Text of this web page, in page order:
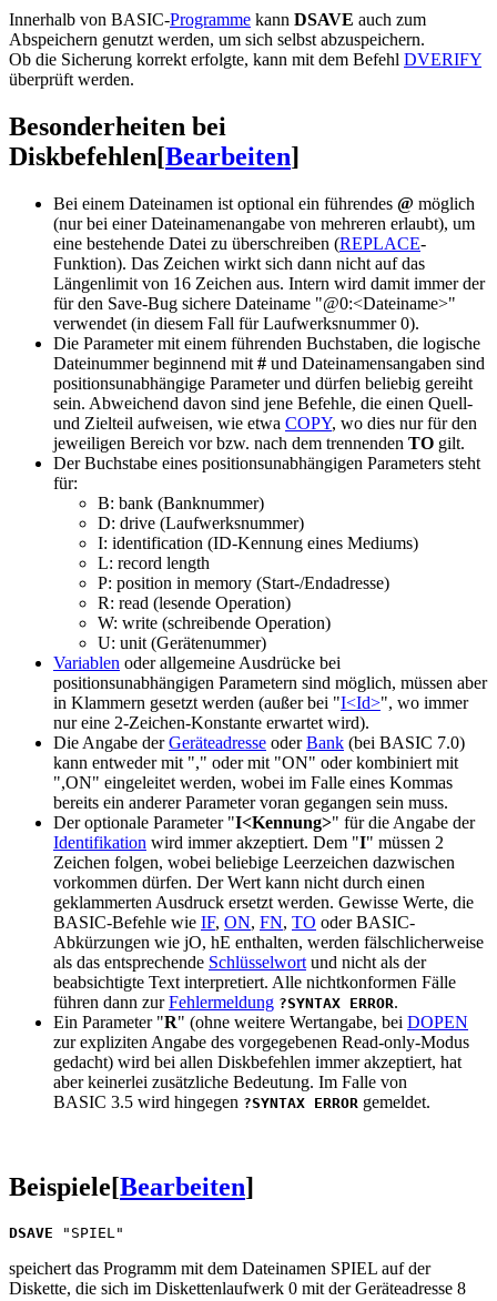
Innerhalb von BASIC-Programme kann DSAVE auch zum
Abspeichern genutzt werden, um sich selbst abzuspeichern.
Ob die Sicherung korrekt erfolgte, kann mit dem Befehl DVERIFY
überprüft werden.
Besonderheiten bei
Diskbefehlen[Bearbeiten]
Bei einem Dateinamen ist optional ein führendes @ möglich
(nur bei einer Dateinamenangabe von mehreren erlaubt), um
eine bestehende Datei zu überschreiben (REPLACE-
Funktion). Das Zeichen wirkt sich dann nicht auf das
Längenlimit von 16 Zeichen aus. Intern wird damit immer der
für den Save-Bug sichere Dateiname "@0:<Dateiname>"
verwendet (in diesem Fall für Laufwerksnummer 0).
Die Parameter mit einem führenden Buchstaben, die logische
Dateinummer beginnend mit # und Dateinamensangaben sind
positionsunabhängige Parameter und dürfen beliebig gereiht
sein. Abweichend davon sind jene Befehle, die einen Quell-
und Zielteil aufweisen, wie etwa COPY, wo dies nur für den
jeweiligen Bereich vor bzw. nach dem trennenden TO gilt.
Der Buchstabe eines positionsunabhängigen Parameters steht
für:
B: bank (Banknummer)
D: drive (Laufwerksnummer)
I: identification (ID-Kennung eines Mediums)
L: record length
P: position in memory (Start-/Endadresse)
R: read (lesende Operation)
W: write (schreibende Operation)
U: unit (Gerätenummer)
Variablen oder allgemeine Ausdrücke bei
positionsunabhängigen Parametern sind möglich, müssen aber
in Klammern gesetzt werden (außer bei "I<Id>", wo immer
nur eine 2-Zeichen-Konstante erwartet wird).
Die Angabe derGeräteadresse oderBank (bei BASIC 7.0)
kann entweder mit "," oder mit "ON" oder kombiniert mit
",ON" eingeleitet werden, wobei im Falle eines Kommas
bereits ein anderer Parameter voran gegangen sein muss.
Der optionale Parameter "I<Kennung>" für die Angabe der
Identifikation wird immer akzeptiert. Dem "I" müssen 2
Zeichen folgen, wobei beliebige Leerzeichen dazwischen
vorkommen dürfen. Der Wert kann nicht durch einen
geklammerten Ausdruck ersetzt werden. Gewisse Werte, die
BASIC-Befehle wie IF, ON, FN, TO oder BASIC-
Abkürzungen wie jO, hE enthalten, werden fälschlicherweise
als das entsprechende Schlüsselwort und nicht als der
beabsichtigte Text interpretiert. Alle nichtkonformen Fälle
führen dann zurFehlermeldung ?SYNTAX ERROR.
Ein Parameter "R" (ohne weitere Wertangabe, bei DOPEN
zur expliziten Angabe des vorgegebenen Read-only-Modus
gedacht) wird bei allen Diskbefehlen immer akzeptiert, hat
aber keinerlei zusätzliche Bedeutung. Im Falle von
BASIC 3.5 wird hingegen ?SYNTAX ERROR gemeldet.
Beispiele[Bearbeiten]
DSAVE
speichert das Programm mit dem Dateinamen SPIEL auf der
Diskette, die sich im Diskettenlaufwerk 0 mit der Geräteadresse 8